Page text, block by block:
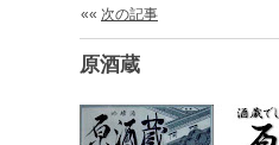
«« 次の記事
原酒蔵